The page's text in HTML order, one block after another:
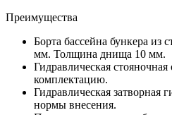
Преимущества
Борта бассейна бункера из
мм. Толщина днища 10 мм.
Гидравлическая
комплектацию.
Гидравлическая затворная
нормы внесения.